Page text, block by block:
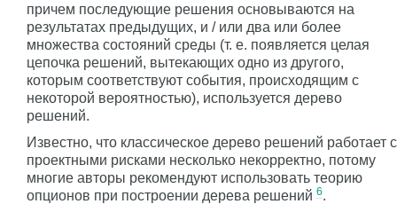
причем последующие решения основываются на
результатах предыдущих, и / или два или более
множества состояний среды (т. е. появляется целая
цепочка решений, вытекающих одно из другого,
которым соответствуют события, происходящим с
некоторой вероятностью), используется дерево
решений.
Известно, что классическое дерево решений работает с
проектными рисками несколько некорректно, потому
многие авторы рекомендуют использовать теорию
опционов при построении дерева решений 6.